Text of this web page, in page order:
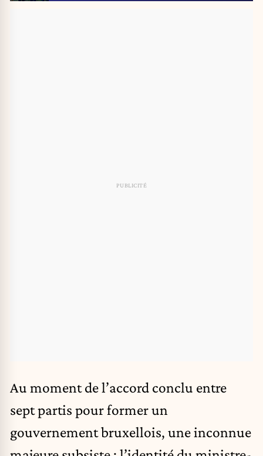
Au moment de l’accord conclu entre
sept partis pour former un
gouvernement bruxellois, une inconnue